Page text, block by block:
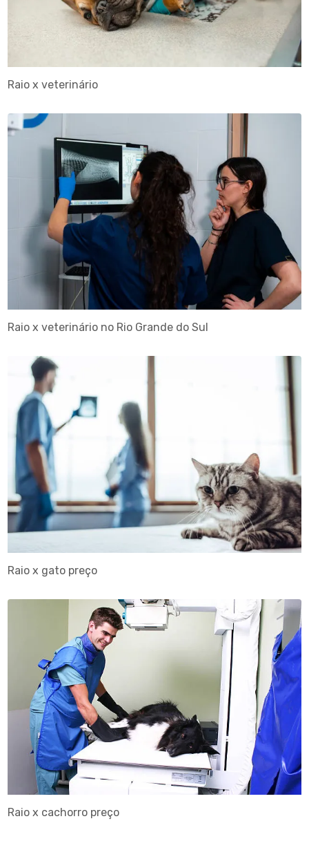
Raio x veterinário
Raio x veterinário no Rio Grande do Sul
Raio x gato preço
Raio x cachorro preço